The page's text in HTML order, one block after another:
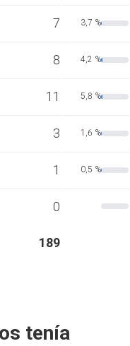
7 3,7 %
8 4,2 %
11 5,8 %
3 1,6 %
1 0,5 %
0
189
tenía